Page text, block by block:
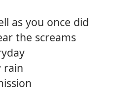
as you once did
the screams
rain